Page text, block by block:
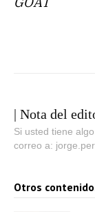
| Nota del
Si usted tiene
correo a:
Otros